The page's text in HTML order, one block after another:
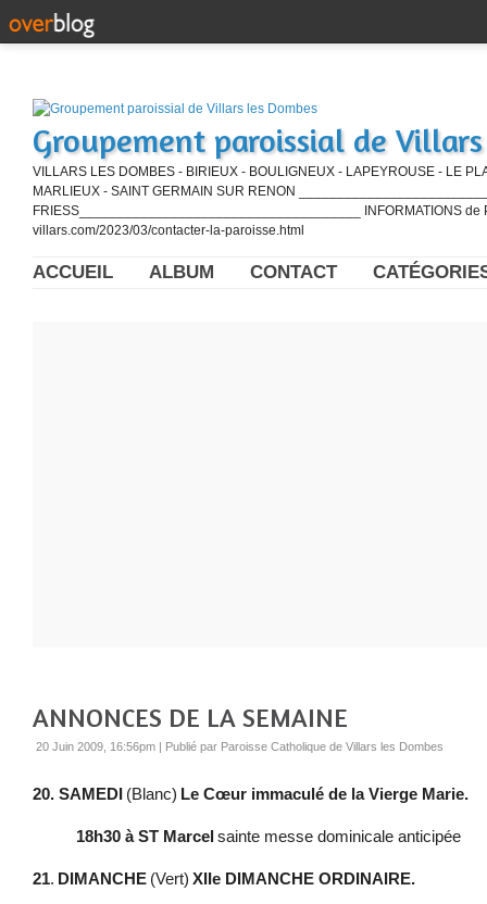
Groupement paroissial de
VILLARS LES DOMBES - BIRIEUX - BOULIGNEUX - LAPEYROUSE - LE
MARLIEUX - SAINT GERMAIN SUR RENON
FRIESS_____________________________________ INFORMATIONS de
villars.com/2023/03/contacter-la-paroisse.html
ACCUEIL ALBUM CONTACT
ANNONCES DE LA SEMAINE
20 Juin 2009, 16:56pm | Publié par Paroisse Catholique de Villars les Dombes
20. SAMEDI (Blanc) Le Cœur immaculé de la Vierge Marie.
18h30 à ST Marcel sainte messe dominicale anticipée
21. DIMANCHE (Vert) XIIe DIMANCHE ORDINAIRE.